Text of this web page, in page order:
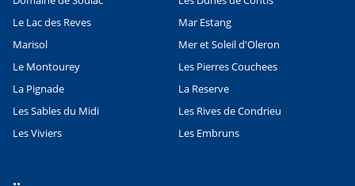
Le Lac des Reves
Mar Estang
Marisol
Mer et Soleil d'Oleron
Le Montourey
Les Pierres Couchees
La Pignade
La Reserve
Les Sables du Midi
Les Rives de Condrieu
Les Viviers
Les Embruns
..